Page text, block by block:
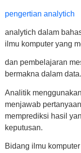
pengertian analytich
analytich dalam
ilmu komputer yang
dan pembelajaran
bermakna dalam data.
Analitik
menjawab
memprediksi hasil
keputusan.
Bidang ilmu